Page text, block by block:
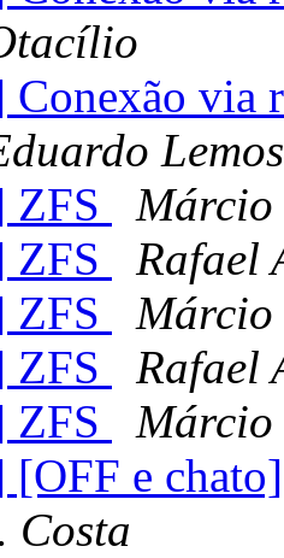
via
ZFS
Márcio
ZFS
Rafael
ZFS
Márcio
ZFS
Rafael
ZFS
Márcio
e
Costa